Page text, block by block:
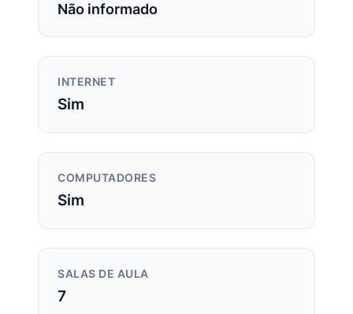
Não informado
INTERNET
Sim
COMPUTADORES
Sim
SALAS DE AULA
7